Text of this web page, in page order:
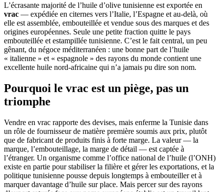
L’écrasante majorité de l’huile d’olive tunisienne est exportée en
vrac — expédiée en citernes vers l’Italie, l’Espagne et au-delà, où
elle est assemblée, embouteillée et vendue sous des marques et des
origines européennes. Seule une petite fraction quitte le pays
embouteillée et estampillée tunisienne. C’est le fait central, un peu
gênant, du négoce méditerranéen : une bonne part de l’huile
« italienne » et « espagnole » des rayons du monde contient une
excellente huile nord-africaine qui n’a jamais pu dire son nom.
Pourquoi le vrac est un piège, pas un
triomphe
Vendre en vrac rapporte des devises, mais enferme la Tunisie dans
un rôle de fournisseur de matière première soumis aux prix, plutôt
que de fabricant de produits finis à forte marge. La valeur — la
marque, l’embouteillage, la marge de détail — est captée à
l’étranger. Un organisme comme l’office national de l’huile (l’ONH)
existe en partie pour stabiliser la filière et gérer les exportations, et la
politique tunisienne pousse depuis longtemps à embouteiller et à
marquer davantage d’huile sur place. Mais percer sur des rayons